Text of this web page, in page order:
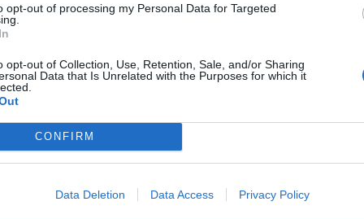
opt-out of processing my Personal Data for Targeted
opt-out of Collection, Use, Retention, Sale, and/or Sharing
Data that Is Unrelated with the Purposes for which it
CONFIRM
Data Deletion Data Access Privacy Policy
Negrįžo iš Jūros šventės: artimieji laukė dvi savaites